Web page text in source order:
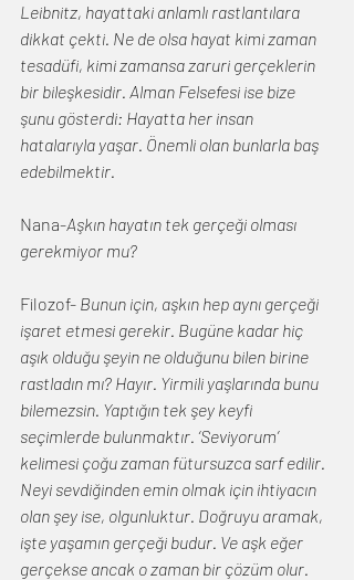
Leibnitz, hayattaki anlamlı rastlantılara
dikkat çekti. Ne de olsa hayat kimi zaman
tesadüfi, kimi zamansa zaruri gerçeklerin
bir bileşkesidir. Alman Felsefesi ise bize
şunu gösterdi: Hayatta her insan
hatalarıyla yaşar. Önemli olan bunlarla baş
edebilmektir.
Nana-Aşkın hayatın tek gerçeği olması
gerekmiyor mu?
Filozof- Bunun için, aşkın hep aynı gerçeği
işaret etmesi gerekir. Bugüne kadar hiç
aşık olduğu şeyin ne olduğunu bilen birine
rastladın mı? Hayır. Yirmili yaşlarında bunu
bilemezsin. Yaptığın tek şey keyfi
seçimlerde bulunmaktır. ‘Seviyorum’
kelimesi çoğu zaman fütursuzca sarf edilir.
Neyi sevdiğinden emin olmak için ihtiyacın
olan şey ise, olgunluktur. Doğruyu aramak,
işte yaşamın gerçeği budur. Ve aşk eğer
gerçekse ancak o zaman bir çözüm olur.